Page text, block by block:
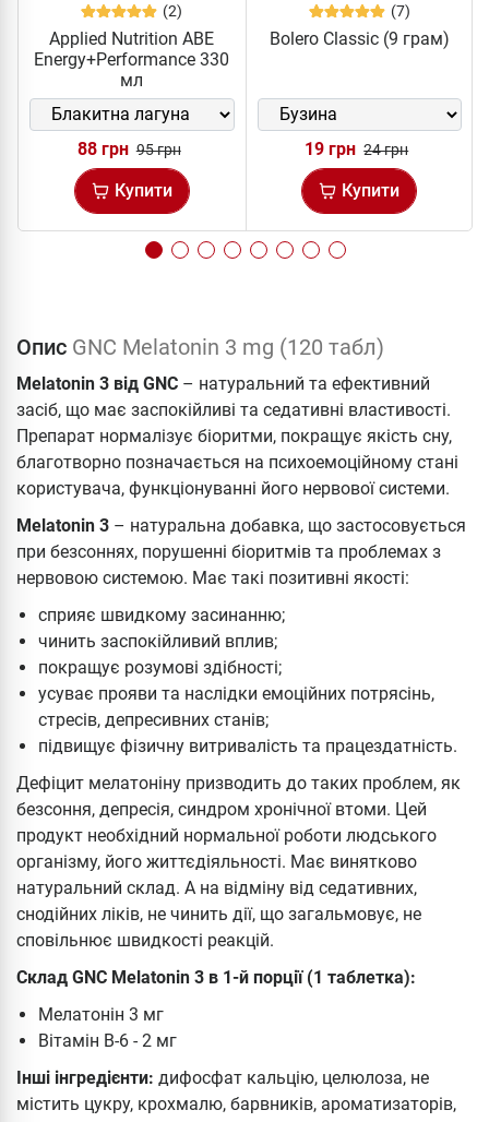
(2)
Applied Nutrition ABE
Energy+Performance 330
мл
88 грн 95 грн
Купити
(7)
Bolero Classic (9 грам)
19 грн 24 грн
Купити
Опис GNC Melatonin 3 mg (120 табл)
Melatonin 3 від GNC – натуральний та ефективний
засіб, що має заспокійливі та седативні властивості.
Препарат нормалізує біоритми, покращує якість сну,
благотворно позначається на психоемоційному стані
користувача, функціонуванні його нервової системи.
Melatonin 3 – натуральна добавка, що застосовується
при безсоннях, порушенні біоритмів та проблемах з
нервовою системою. Має такі позитивні якості:
сприяє швидкому засинанню;
чинить заспокійливий вплив;
покращує розумові здібності;
усуває прояви та наслідки емоційних потрясінь,
стресів, депресивних станів;
підвищує фізичну витривалість та працездатність.
Дефіцит мелатоніну призводить до таких проблем, як
безсоння, депресія, синдром хронічної втоми. Цей
продукт необхідний нормальної роботи людського
організму, його життєдіяльності. Має винятково
натуральний склад. А на відміну від седативних,
снодійних ліків, не чинить дії, що загальмовує, не
сповільнює швидкості реакцій.
Склад GNC Melatonin 3 в 1-й порції (1 таблетка):
Мелатонін 3 мг
Вітамін В-6 - 2 мг
Інші інгредієнти: дифосфат кальцію, целюлоза, не
містить цукру, крохмалю, барвників, ароматизаторів,